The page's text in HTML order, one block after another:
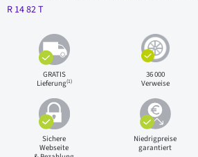
R 14 82 T
GRATIS
Lieferung(1)
36 000
Verweise
Sichere
Webseite
Niedrigpreise
garantiert